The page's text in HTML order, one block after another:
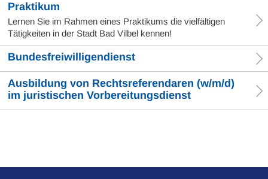
Praktikum
Lernen Sie im Rahmen eines Praktikums die vielfältigen
Tätigkeiten in der Stadt Bad Vilbel kennen!
Bundesfreiwilligendienst
Ausbildung von Rechtsreferendaren (w/m/d)
im juristischen Vorbereitungsdienst